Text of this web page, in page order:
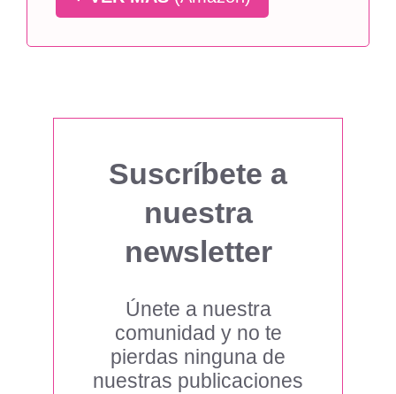
Suscríbete a
nuestra
newsletter
Únete a nuestra
comunidad y no te
pierdas ninguna de
nuestras publicaciones